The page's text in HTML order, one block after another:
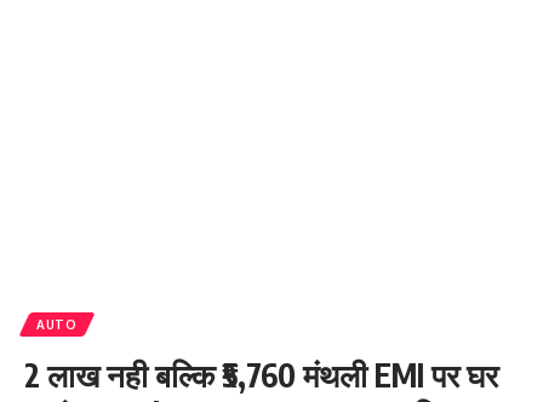
AUTO
2 लाख नही बल्कि ₹5,760 मंथली EMI पर घर